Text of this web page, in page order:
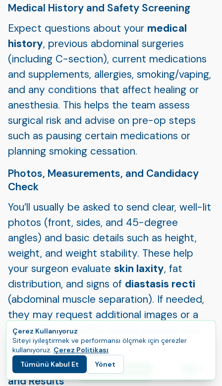
Medical History and Safety Screening
Expect questions about your medical
history, previous abdominal surgeries
(including C-section), current medications
and supplements, allergies, smoking/vaping,
and any conditions that affect healing or
anesthesia. This helps the team assess
surgical risk and advise on pre-op steps
such as pausing certain medications or
planning smoking cessation.
Photos, Measurements, and Candidacy
Check
You’ll usually be asked to send clear, well-lit
photos (front, sides, and 45-degree
angles) and basic details such as height,
weight, and weight stability. These help
your surgeon evaluate skin laxity, fat
distribution, and signs of diastasis recti
(abdominal muscle separation). If needed,
they may request additional images or a
brief video to better assess posture and
abdominal contour.
Setting Expectations: Scars, Recovery,
and Results
Çerez Kullanıyoruz
Siteyi iyileştirmek ve performansı ölçmek için çerezler
kullanıyoruz. Çerez Politikası
Tümünü Kabul Et
Yönet
Yolculuğunuza Başlayın